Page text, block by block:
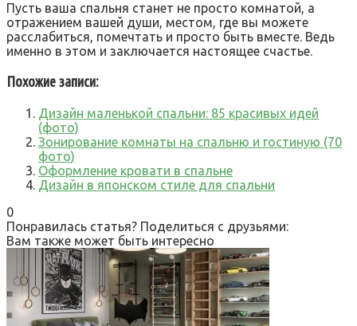
Пусть ваша спальня станет не просто комнатой, а
отражением вашей души, местом, где вы можете
расслабиться, помечтать и просто быть вместе. Ведь
именно в этом и заключается настоящее счастье.
Похожие записи:
Дизайн маленькой спальни: 85 красивых идей
(фото)
Зонирование комнаты на спальню и гостиную (70
фото)
Оформление кровати в спальне
Дизайн в японском стиле для спальни
0
Понравилась статья? Поделиться с друзьями:
Вам также может быть интересно